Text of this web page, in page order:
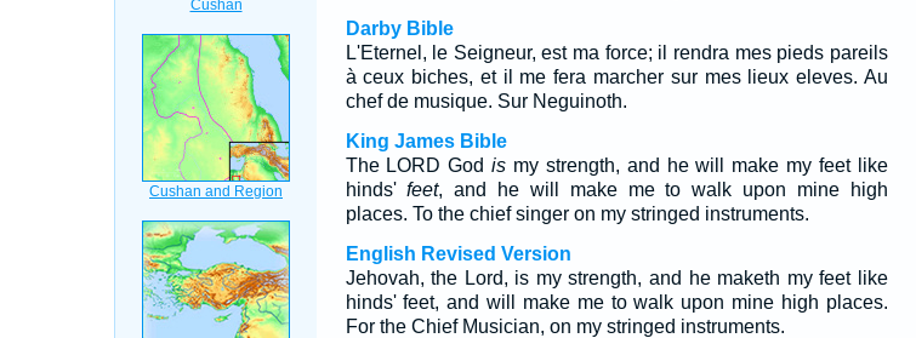
Darby Bible
L'Eternel, le Seigneur, est ma force; il rendra mes pieds pareils
à ceux biches, et il me fera marcher sur mes lieux eleves. Au
chef de musique. Sur Neguinoth.
King James Bible
The LORD Godis my strength, and he will make my feet like
hinds'feet, and he will make me to walk upon mine high
places. To the chief singer on my stringed instruments.
English Revised Version
Jehovah, the Lord, is my strength, and he maketh my feet like
hinds' feet, and will make me to walk upon mine high places.
For the Chief Musician, on my stringed instruments.